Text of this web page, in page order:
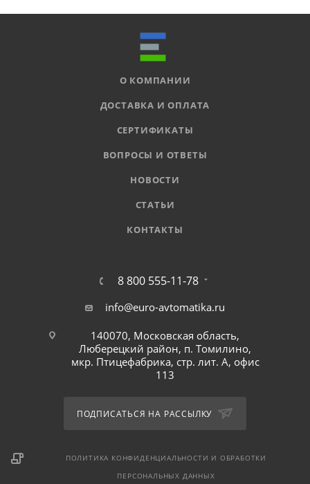
О КОМПАНИИ
ДОСТАВКА И ОПЛАТА
СЕРТИФИКАТЫ
ВОПРОСЫ И ОТВЕТЫ
НОВОСТИ
СТАТЬИ
КОНТАКТЫ
8 800 555-11-78
info@euro-avtomatika.ru
140070, Московская область,
Люберецкий район, п. Томилино,
мкр. Птицефабрика, стр. лит. А, офис
113
ПОДПИСАТЬСЯ НА РАССЫЛКУ
ПОЛИТИКА КОНФИДЕНЦИАЛЬНОСТИ И ОБРАБОТКИ
ПЕРСОНАЛЬНЫХ ДАННЫХ